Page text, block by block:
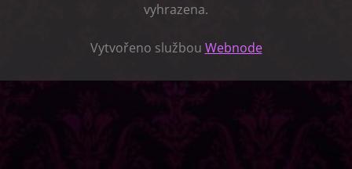
vyhrazena.
Vytvořeno službou Webnode